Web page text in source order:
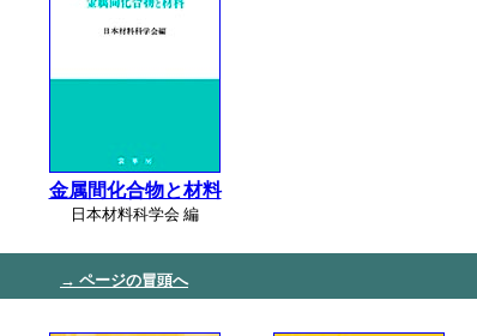
金属間化合物と材料
日本材料科学会 編
→ ページの冒頭へ